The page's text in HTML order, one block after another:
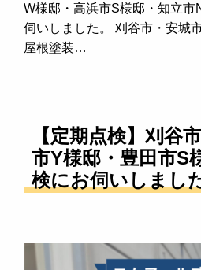
W様邸・高浜市S様邸・知立市
伺いしました。 刈谷市・安城
屋根塗装…
【定期点検】刈谷
市Y様邸・豊田市S
検にお伺いしまし